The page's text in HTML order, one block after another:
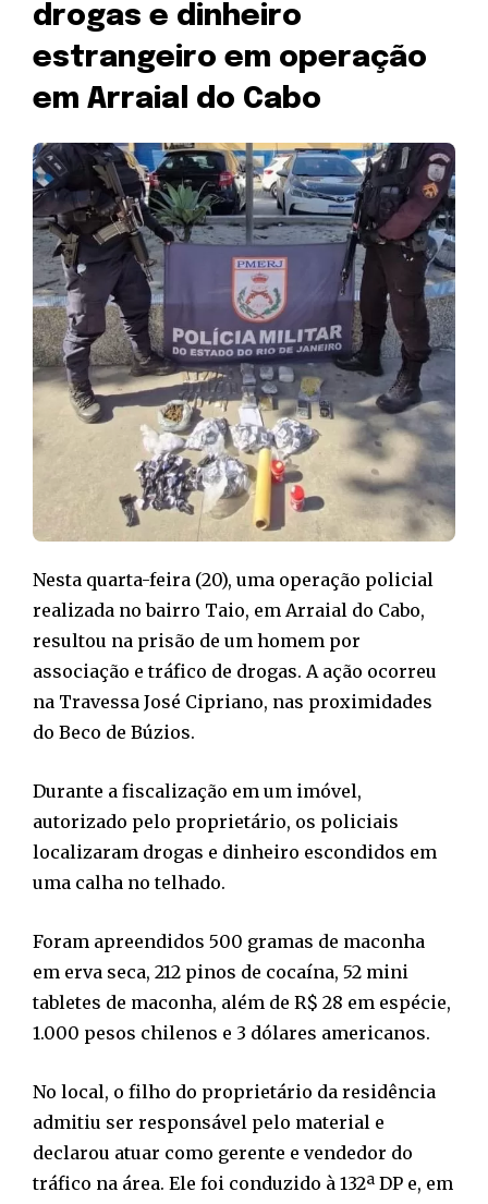
drogas e dinheiro
estrangeiro em operação
em Arraial do Cabo
Nesta quarta-feira (20), uma operação policial
realizada no bairro Taio, em Arraial do Cabo,
resultou na prisão de um homem por
associação e tráfico de drogas. A ação ocorreu
na Travessa José Cipriano, nas proximidades
do Beco de Búzios.
Durante a fiscalização em um imóvel,
autorizado pelo proprietário, os policiais
localizaram drogas e dinheiro escondidos em
uma calha no telhado.
Foram apreendidos 500 gramas de maconha
em erva seca, 212 pinos de cocaína, 52 mini
tabletes de maconha, além de R$ 28 em espécie,
1.000 pesos chilenos e 3 dólares americanos.
No local, o filho do proprietário da residência
admitiu ser responsável pelo material e
declarou atuar como gerente e vendedor do
tráfico na área. Ele foi conduzido à 132ª DP e, em